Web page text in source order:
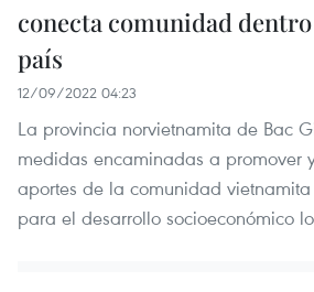
conecta comunidad
país
12/09/2022 04:23
La provincia norvietnamita de Bac
medidas encaminadas a promover
aportes de la comunidad
para el desarrollo socioeconómico